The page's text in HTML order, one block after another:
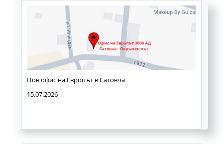
Нов офис на Европът в Сатовча
15.07.2026